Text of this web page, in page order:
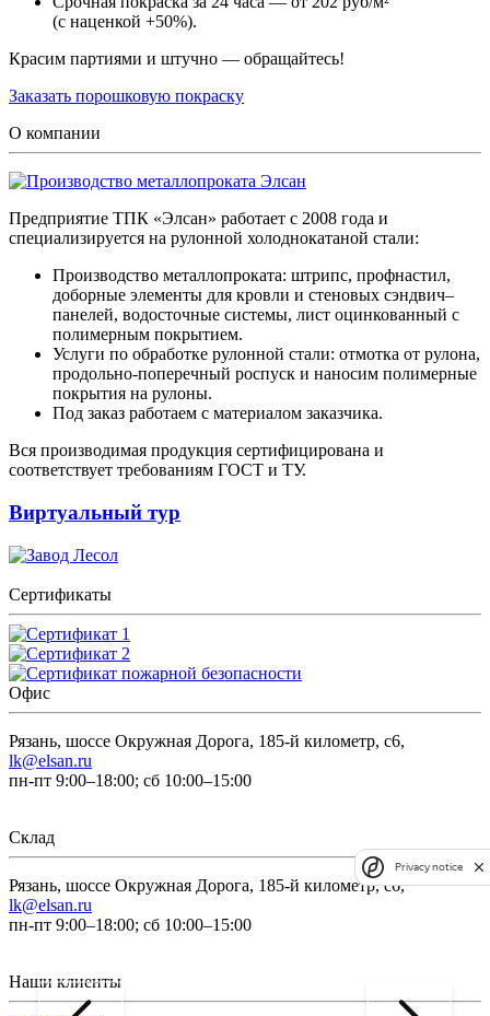
(с наценкой +50%).
Красим партиями и штучно — обращайтесь!
Заказать порошковую покраску
О компании
Предприятие ТПК «Элсан» работает с 2008 года и
специализируется на рулонной холоднокатаной стали:
Производство металлопроката: штрипс, профнастил,
доборные элементы для кровли и стеновых сэндвич–
панелей, водосточные системы, лист оцинкованный с
полимерным покрытием.
Услуги по обработке рулонной стали: отмотка от рулона,
продольно-поперечный роспуск и наносим полимерные
покрытия на рулоны.
Под заказ работаем с материалом заказчика.
Вся производимая продукция сертифицирована и
соответствует требованиям ГОСТ и ТУ.
Виртуальный тур
Сертификаты
Офис
Рязань, шоссе Окружная Дорога, 185-й километр, с6,
lk@elsan.ru
пн-пт 9:00–18:00; сб 10:00–15:00
Склад
Рязань, шоссе Окружная Дорога, 185-й километр, с6,
lk@elsan.ru
пн-пт 9:00–18:00; сб 10:00–15:00
Наши клиенты
Privacy notice